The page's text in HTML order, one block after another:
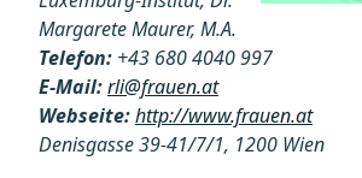
Margarete Maurer, M.A.
Telefon: +43 680 4040 997
E-Mail:rli@frauen.at
Webseite:http://www.frauen.at
Denisgasse 39-41/7/1, 1200 Wien